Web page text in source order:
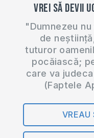
Vrei să devii
"Dumnezeu
de
tuturor
pocăiască;
care va
(Faptele
VREAU